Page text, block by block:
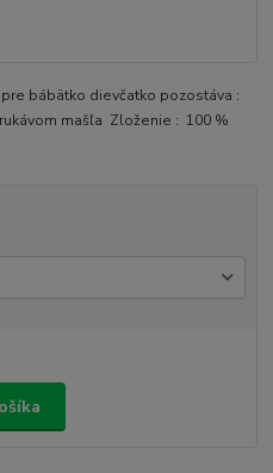
bábätko dievčatko pozostáva :
mašľa Zloženie : 100 %